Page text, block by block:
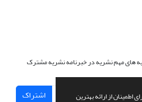
اطمینان از ارائه بهترین
های مهم نشریه در خبرنامه نشریه مشترک
اشتراک